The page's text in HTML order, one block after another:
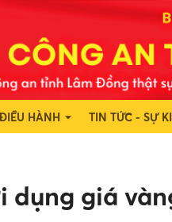
HÀNH TIN TỨC - SỰ
dụng giá